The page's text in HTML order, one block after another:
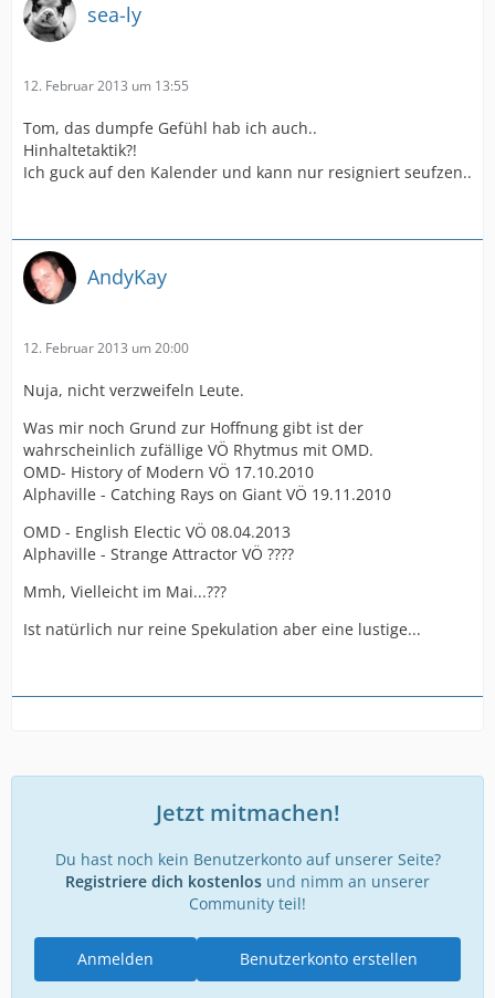
sea-ly
12. Februar 2013 um 13:55
Tom, das dumpfe Gefühl hab ich auch..
Hinhaltetaktik?!
Ich guck auf den Kalender und kann nur resigniert seufzen..
AndyKay
12. Februar 2013 um 20:00
Nuja, nicht verzweifeln Leute.
Was mir noch Grund zur Hoffnung gibt ist der
wahrscheinlich zufällige VÖ Rhytmus mit OMD.
OMD- History of Modern VÖ 17.10.2010
Alphaville - Catching Rays on Giant VÖ 19.11.2010
OMD - English Electic VÖ 08.04.2013
Alphaville - Strange Attractor VÖ ????
Mmh, Vielleicht im Mai...???
Ist natürlich nur reine Spekulation aber eine lustige...
Jetzt mitmachen!
Du hast noch kein Benutzerkonto auf unserer Seite?
Registriere dich kostenlos und nimm an unserer
Community teil!
Benutzerkonto erstellen
Anmelden